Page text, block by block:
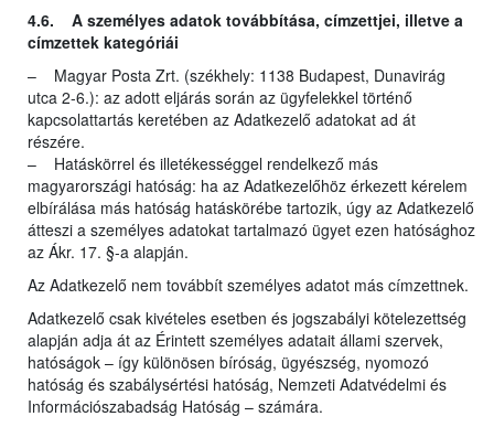
4.6. A személyes adatok továbbítása, címzettjei, illetve a
címzettek kategóriái
– Magyar Posta Zrt. (székhely: 1138 Budapest, Dunavirág
utca 2-6.): az adott eljárás során az ügyfelekkel történő
kapcsolattartás keretében az Adatkezelő adatokat ad át
részére.
– Hatáskörrel és illetékességgel rendelkező más
magyarországi hatóság: ha az Adatkezelőhöz érkezett kérelem
elbírálása más hatóság hatáskörébe tartozik, úgy az Adatkezelő
átteszi a személyes adatokat tartalmazó ügyet ezen hatósághoz
az Ákr. 17. §-a alapján.
Az Adatkezelő nem továbbít személyes adatot más címzettnek.
Adatkezelő csak kivételes esetben és jogszabályi kötelezettség
alapján adja át az Érintett személyes adatait állami szervek,
hatóságok – így különösen bíróság, ügyészség, nyomozó
hatóság és szabálysértési hatóság, Nemzeti Adatvédelmi és
Információszabadság Hatóság – számára.